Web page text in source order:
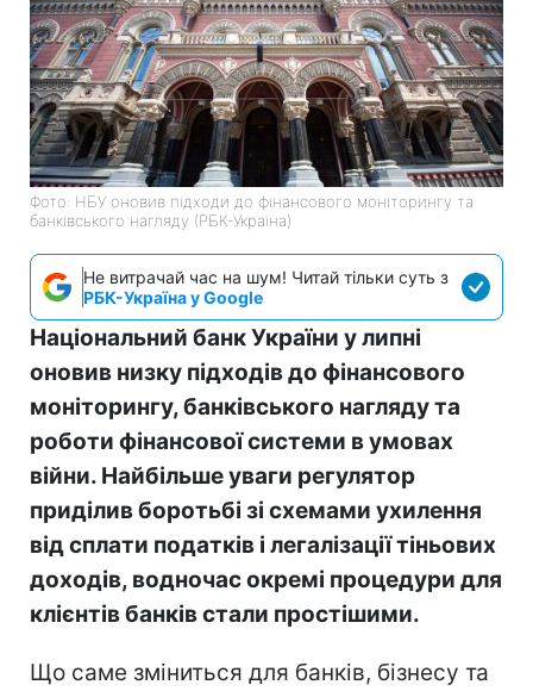
Фото: НБУ оновив підходи до фінансового моніторингу та
банківського нагляду (РБК-Україна)
Не витрачай час на шум! Читай тільки суть з
РБК-Україна у Google
Національний банк України у липні
оновив низку підходів до фінансового
моніторингу, банківського нагляду та
роботи фінансової системи в умовах
війни. Найбільше уваги регулятор
приділив боротьбі зі схемами ухилення
від сплати податків і легалізації тіньових
доходів, водночас окремі процедури для
клієнтів банків стали простішими.
Що саме зміниться для банків, бізнесу та